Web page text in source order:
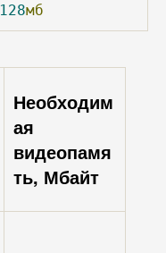
128мб
Необходим
ая
видеопамя
ть, Мбайт